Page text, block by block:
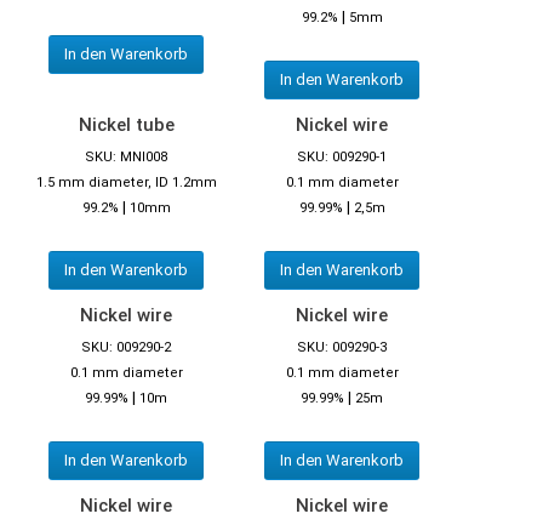
In den Warenkorb
99.2% | 5mm
In den Warenkorb
Nickel tube
SKU: MNI008
1.5 mm diameter, ID 1.2mm
99.2% | 10mm
In den Warenkorb
Nickel wire
SKU: 009290-1
0.1 mm diameter
99.99% | 2,5m
In den Warenkorb
Nickel wire
SKU: 009290-2
0.1 mm diameter
99.99% | 10m
In den Warenkorb
Nickel wire
SKU: 009290-3
0.1 mm diameter
99.99% | 25m
In den Warenkorb
Nickel wire Nickel wire